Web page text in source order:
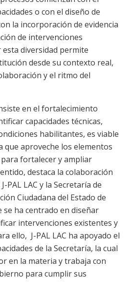
o con el diseño de
la incorporación de evidencia
de intervenciones
esta diversidad permite
desde su contexto real,
y el ritmo del
en el fortalecimiento
capacidades técnicas,
habilitantes, es viable
que aproveche los elementos
fortalecer y ampliar
destaca la colaboración
PAL LAC y la Secretaría de
Ciudadana del Estado de
se ha centrado en diseñar
intervenciones existentes y
ello, J-PAL LAC ha apoyado el
de la Secretaría, la cual
en la materia y trabaja con
para cumplir sus